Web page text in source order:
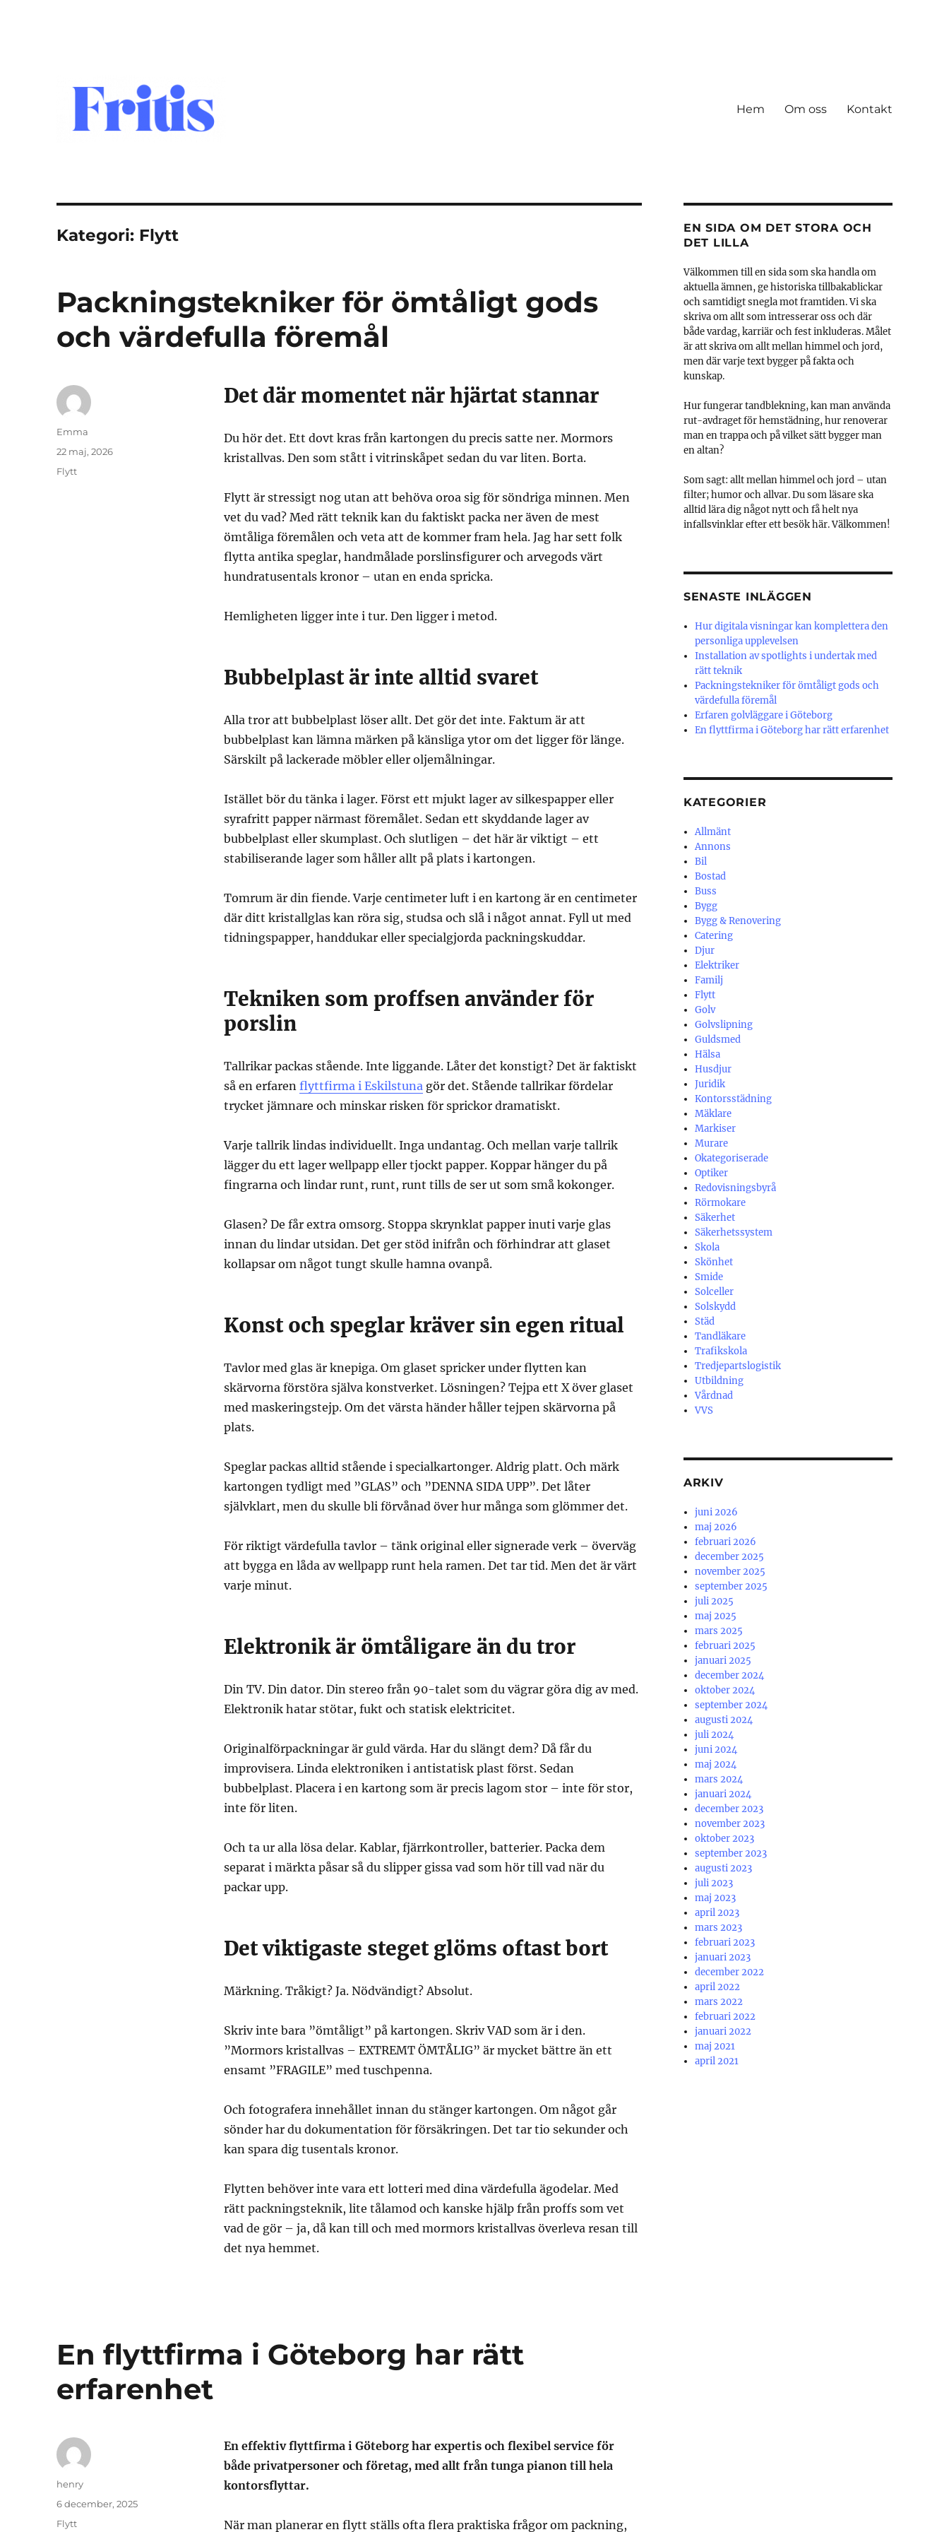
Hem Om oss Kontakt
Kategori: Flytt
Packningstekniker för ömtåligt gods
och värdefulla föremål
Det där momentet när hjärtat stannar
Du hör det. Ett dovt kras från kartongen du precis satte ner. Mormors
kristallvas. Den som stått i vitrinskåpet sedan du var liten. Borta.
Flytt är stressigt nog utan att behöva oroa sig för söndriga minnen. Men
vet du vad? Med rätt teknik kan du faktiskt packa ner även de mest
ömtåliga föremålen och veta att de kommer fram hela. Jag har sett folk
flytta antika speglar, handmålade porslinsfigurer och arvegods värt
hundratusentals kronor – utan en enda spricka.
Hemligheten ligger inte i tur. Den ligger i metod.
Bubbelplast är inte alltid svaret
Alla tror att bubbelplast löser allt. Det gör det inte. Faktum är att
bubbelplast kan lämna märken på känsliga ytor om det ligger för länge.
Särskilt på lackerade möbler eller oljemålningar.
Istället bör du tänka i lager. Först ett mjukt lager av silkespapper eller
syrafritt papper närmast föremålet. Sedan ett skyddande lager av
bubbelplast eller skumplast. Och slutligen – det här är viktigt – ett
stabiliserande lager som håller allt på plats i kartongen.
Tomrum är din fiende. Varje centimeter luft i en kartong är en centimeter
där ditt kristallglas kan röra sig, studsa och slå i något annat. Fyll ut med
tidningspapper, handdukar eller specialgjorda packningskuddar.
Tekniken som proffsen använder för
porslin
Tallrikar packas stående. Inte liggande. Låter det konstigt? Det är faktiskt
så en erfaren flyttfirma i Eskilstunagör det. Stående tallrikar fördelar
trycket jämnare och minskar risken för sprickor dramatiskt.
Varje tallrik lindas individuellt. Inga undantag. Och mellan varje tallrik
lägger du ett lager wellpapp eller tjockt papper. Koppar hänger du på
fingrarna och lindar runt, runt, runt tills de ser ut som små kokonger.
Glasen? De får extra omsorg. Stoppa skrynklat papper inuti varje glas
innan du lindar utsidan. Det ger stöd inifrån och förhindrar att glaset
kollapsar om något tungt skulle hamna ovanpå.
Konst och speglar kräver sin egen ritual
Tavlor med glas är knepiga. Om glaset spricker under flytten kan
skärvorna förstöra själva konstverket. Lösningen? Tejpa ett X över glaset
med maskeringstejp. Om det värsta händer håller tejpen skärvorna på
plats.
Speglar packas alltid stående i specialkartonger. Aldrig platt. Och märk
kartongen tydligt med ”GLAS” och ”DENNA SIDA UPP”. Det låter
självklart, men du skulle bli förvånad över hur många som glömmer det.
För riktigt värdefulla tavlor – tänk original eller signerade verk – överväg
att bygga en låda av wellpapp runt hela ramen. Det tar tid. Men det är värt
varje minut.
Elektronik är ömtåligare än du tror
Din TV. Din dator. Din stereo från 90-talet som du vägrar göra dig av med.
Elektronik hatar stötar, fukt och statisk elektricitet.
Originalförpackningar är guld värda. Har du slängt dem? Då får du
improvisera. Linda elektroniken i antistatisk plast först. Sedan
bubbelplast. Placera i en kartong som är precis lagom stor – inte för stor,
inte för liten.
Och ta ur alla lösa delar. Kablar, fjärrkontroller, batterier. Packa dem
separat i märkta påsar så du slipper gissa vad som hör till vad när du
packar upp.
Det viktigaste steget glöms oftast bort
Märkning. Tråkigt? Ja. Nödvändigt? Absolut.
Skriv inte bara ”ömtåligt” på kartongen. Skriv VAD som är i den.
”Mormors kristallvas – EXTREMT ÖMTÅLIG” är mycket bättre än ett
ensamt ”FRAGILE” med tuschpenna.
Och fotografera innehållet innan du stänger kartongen. Om något går
sönder har du dokumentation för försäkringen. Det tar tio sekunder och
kan spara dig tusentals kronor.
Flytten behöver inte vara ett lotteri med dina värdefulla ägodelar. Med
rätt packningsteknik, lite tålamod och kanske hjälp från proffs som vet
vad de gör – ja, då kan till och med mormors kristallvas överleva resan till
det nya hemmet.
Författare
Emma
Publicerat
den
22 maj, 2026
Kategorier
Flytt
En flyttfirma i Göteborg har rätt
erfarenhet
En effektiv flyttfirma i Göteborg har expertis och flexibel service för
både privatpersoner och företag, med allt från tunga pianon till hela
kontorsflyttar.
När man planerar en flytt ställs ofta flera praktiska frågor om packning,
Författare
henry
Publicerat
den
6 december, 2025
Kategorier
Flytt
EN SIDA OM DET STORA OCH
DET LILLA
Välkommen till en sida som ska handla om
aktuella ämnen, ge historiska tillbakablickar
och samtidigt snegla mot framtiden. Vi ska
skriva om allt som intresserar oss och där
både vardag, karriär och fest inkluderas. Målet
är att skriva om allt mellan himmel och jord,
men där varje text bygger på fakta och
kunskap.
Hur fungerar tandblekning, kan man använda
rut-avdraget för hemstädning, hur renoverar
man en trappa och på vilket sätt bygger man
en altan?
Som sagt: allt mellan himmel och jord – utan
filter; humor och allvar. Du som läsare ska
alltid lära dig något nytt och få helt nya
infallsvinklar efter ett besök här. Välkommen!
SENASTE INLÄGGEN
Hur digitala visningar kan komplettera den
personliga upplevelsen
Installation av spotlights i undertak med
rätt teknik
Packningstekniker för ömtåligt gods och
värdefulla föremål
Erfaren golvläggare i Göteborg
En flyttfirma i Göteborg har rätt erfarenhet
KATEGORIER
Allmänt
Annons
Bil
Bostad
Buss
Bygg
Bygg & Renovering
Catering
Djur
Elektriker
Familj
Flytt
Golv
Golvslipning
Guldsmed
Hälsa
Husdjur
Juridik
Kontorsstädning
Mäklare
Markiser
Murare
Okategoriserade
Optiker
Redovisningsbyrå
Rörmokare
Säkerhet
Säkerhetssystem
Skola
Skönhet
Smide
Solceller
Solskydd
Städ
Tandläkare
Trafikskola
Tredjepartslogistik
Utbildning
Vårdnad
VVS
ARKIV
juni 2026
maj 2026
februari 2026
december 2025
november 2025
september 2025
juli 2025
maj 2025
mars 2025
februari 2025
januari 2025
december 2024
oktober 2024
september 2024
augusti 2024
juli 2024
juni 2024
maj 2024
mars 2024
januari 2024
december 2023
november 2023
oktober 2023
september 2023
augusti 2023
juli 2023
maj 2023
april 2023
mars 2023
februari 2023
januari 2023
december 2022
april 2022
mars 2022
februari 2022
januari 2022
maj 2021
april 2021